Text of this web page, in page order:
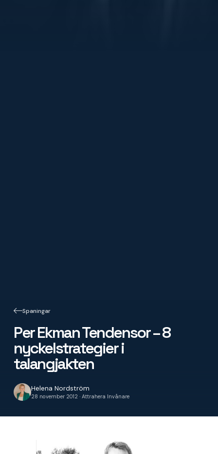
Spaningar
Per Ekman Tendensor – 8
nyckelstrategier i
talangjakten
Helena Nordström
28 november 2012 · Attrahera Invånare